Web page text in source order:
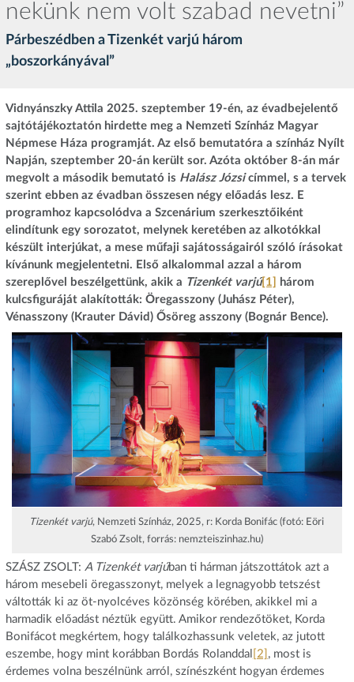
nekünk nem volt szabad nevetni”
Párbeszédben a Tizenkét varjú három
„boszorkányával”
Vidnyánszky Attila 2025. szeptember 19‑én, az évadbejelentő
sajtótájékoztatón hirdette meg a Nemzeti Színház Magyar
Népmese Háza programját. Az első bemutatóra a színház Nyílt
Napján, szeptember 20‑án került sor. Azóta október 8‑án már
megvolt a második bemutató is Halász Józsicímmel, s a tervek
szerint ebben az évadban összesen négy előadás lesz. E
programhoz kapcsolódva a Szcenárium szerkesztőiként
elindítunk egy sorozatot, melynek keretében az alkotókkal
készült interjúkat, a mese műfaji sajátosságairól szóló írásokat
kívánunk megjelentetni. Első alkalommal azzal a három
szereplővel beszélgettünk, akik a Tizenkét varjú[1]
három
kulcsfiguráját alakították: Öregasszony (Juhász Péter),
Vénasszony (Krauter Dávid) Ősöreg asszony (Bognár Bence).
Tizenkét varjú, Nemzeti Színház, 2025, r: Korda Bonifác (fotó: Eöri
Szabó Zsolt, forrás: nemzteiszinhaz.hu)
SZÁSZ ZSOLT: A Tizenkét varjúban ti hárman játszottátok azt a
három mesebeli öregasszonyt, melyek a legnagyobb tetszést
váltották ki az öt-nyolcéves közönség körében, akikkel mi a
harmadik előadást néztük együtt. Amikor rendezőtöket, Korda
Bonifácot megkértem, hogy találkozhassunk veletek, az jutott
eszembe, hogy mint korábban Bordás Rolanddal [2] , most is
érdemes volna beszélnünk arról, színészként hogyan érdemes